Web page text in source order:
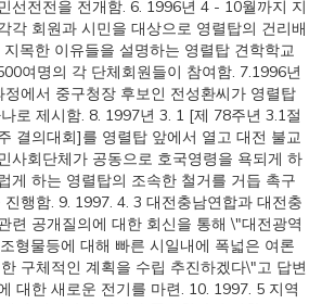
선전전을 전개함. 6. 1996년 4 - 10월까지 지
각 회원과 시민을 대상으로 영렬탑의 건리배
목한 이유들을 설명하는 영렬탑 견학학교
여명의 각 단체회원들이 참여함. 7.1996년
에서 중구청장 후보인 전성환씨가 영렬탑
로 제시함. 8. 1997년 3. 1 [제 78주년 3.1절
결의대회]를 영렬탑 앞에서 열고 대전 불교
사회단체가 공동으로 호국영령을 욕되게 하
게 하는 영렬탑의 조속한 철거를 거듭 촉구
행함. 9. 1997. 4. 3 대전충남연합과 대전충
련 공개질의에 대한 회신을 통해 \"대전광역
형물등에 대해 빠른 시일내에 폭넓은 여론
구체적인 계획을 수립 추진하겠다\"고 답변
대한 새로운 전기를 마련. 10. 1997. 5 지역